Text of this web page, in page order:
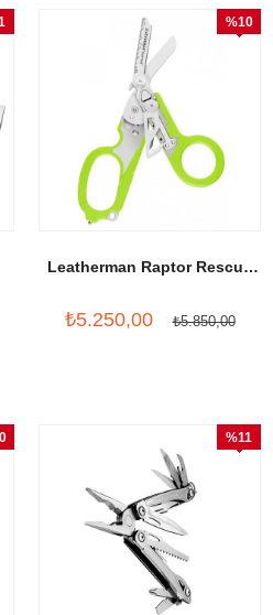
Leatherman Raptor Rescue
₺5.250,00 ₺5.850,00
%10
%11